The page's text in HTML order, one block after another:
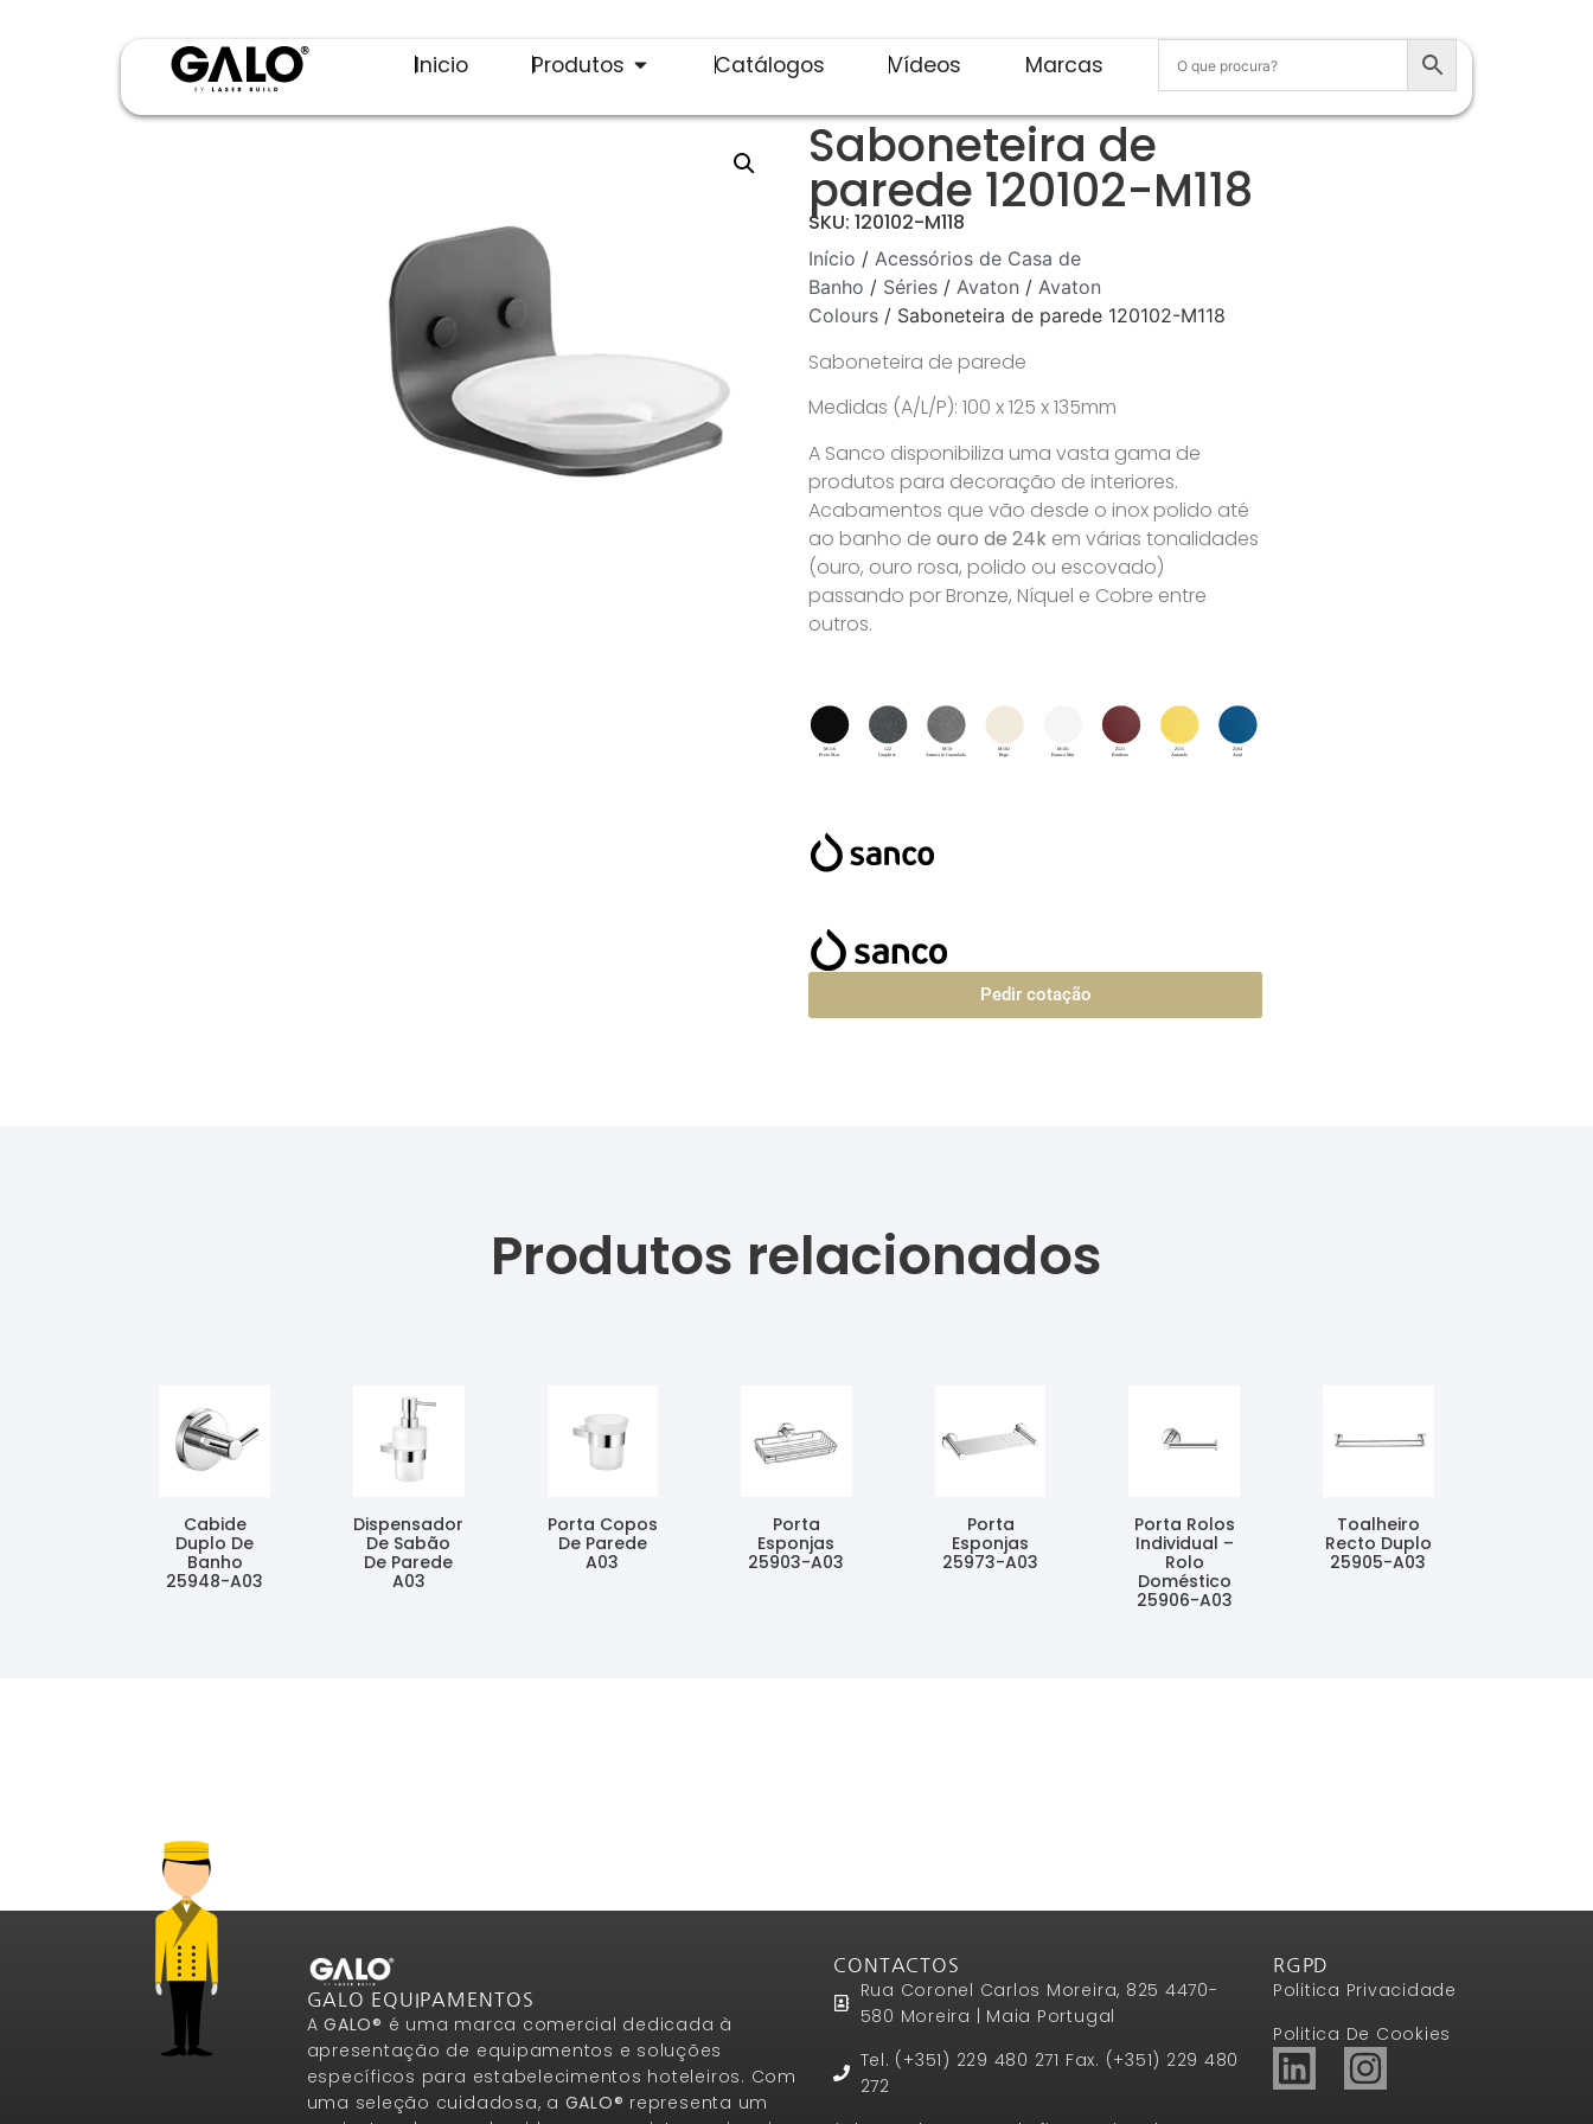
Inicio Produtos Catálogos Vídeos Marcas
Saboneteira de
parede 120102-M118
SKU: 120102-M118
Início / Acessórios de Casa de
Banho / Séries/ Avaton / Avaton
Colours/ Saboneteira de parede 120102-M118
Saboneteira de parede
Medidas (A/L/P): 100 x 125 x 135mm
A Sanco disponibiliza uma vasta gama de
produtos para decoração de interiores.
Acabamentos que vão desde o inox polido até
ao banho de ouro de 24kem várias tonalidades
(ouro, ouro rosa, polido ou escovado)
passando por Bronze, Níquel e Cobre entre
outros.
Pedir cotação
Produtos relacionados
Cabide
Duplo De
Banho
25948-A03
Dispensador
De Sabão
De Parede
A03
Porta Copos
De Parede
A03
Porta
Esponjas
25903-A03
Porta
Esponjas
25973-A03
Porta Rolos
Individual –
Rolo
Doméstico
25906-A03
Toalheiro
Recto Duplo
25905-A03
GALO EQUIPAMENTOS
AGALO® é uma marca comercial dedicada à
apresentação de equipamentos e soluções
específicos para estabelecimentos hoteleiros. Com
uma seleção cuidadosa, a GALO® representa um
CONTACTOS
Rua Coronel Carlos Moreira, 825 4470-
580 Moreira | Maia Portugal
Tel. (+351) 229 480 271 Fax. (+351) 229 480
272
RGPD
Politica Privacidade
Politica De Cookies